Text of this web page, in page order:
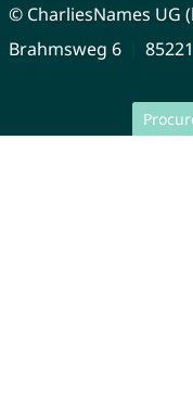
© CharliesNames UG
Brahmsweg 6